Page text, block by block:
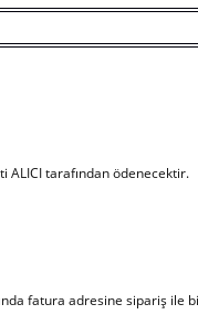
ALICI tarafından ödenecektir.
fatura adresine sipariş ile